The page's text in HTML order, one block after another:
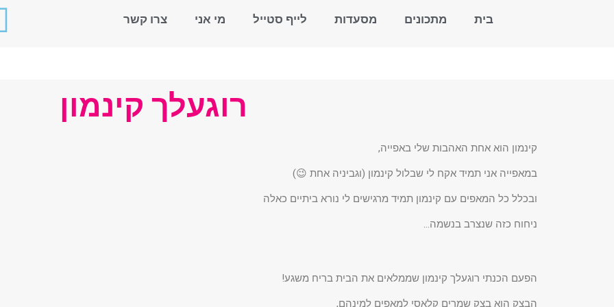
בית מתכונים מסעדות לייף סטייל מי אני צרו קשר
רוגעלך קינמון
קינמון הוא אחת האהבות שלי באפייה,
במאפייה אני תמיד אקח לי שבלול קינמון (וגביניה אחת 😉)
ובכלל כל המאפים עם קינמון תמיד מרגישים לי נורא ביתיים כאלה
ניחוח כזה שנצרב בנשמה…
הפעם הכנתי רוגעלך קינמון שממלאים את הבית בריח משגע!
הבצק הוא בצק שמרים קלאסי למאפים למינהם,